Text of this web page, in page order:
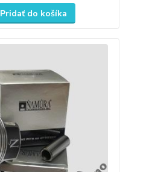
Pridať do košíka